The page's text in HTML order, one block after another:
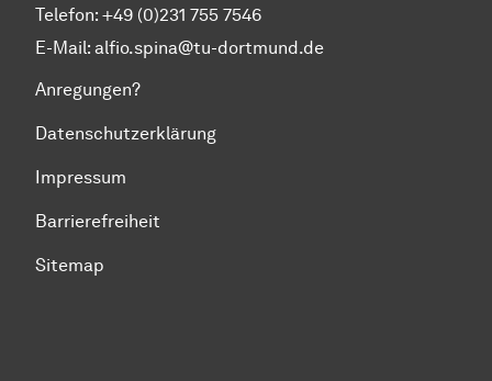
Telefon: +49 (0)231 755 7546
E-Mail: alfio.spina@tu-dortmund.de
Anregungen?
Datenschutzerklärung
Impressum
Barrierefreiheit
Sitemap